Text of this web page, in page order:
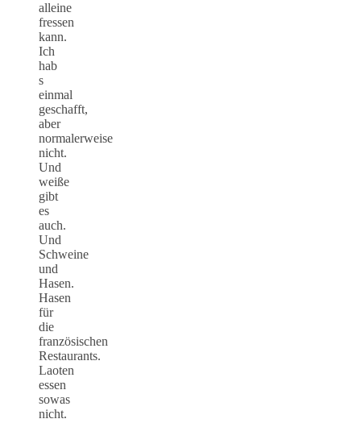
alleine
fressen
kann.
Ich
hab
s
einmal
geschafft,
aber
normalerweise
nicht.
Und
weiße
gibt
es
auch.
Und
Schweine
und
Hasen.
Hasen
für
die
französischen
Restaurants.
Laoten
essen
sowas
nicht.